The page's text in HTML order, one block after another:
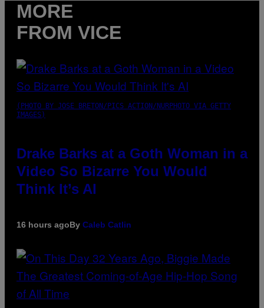
MORE
FROM VICE
(PHOTO BY JOSE BRETON/PICS ACTION/NURPHOTO VIA GETTY
IMAGES)
Drake Barks at a Goth Woman in a
Video So Bizarre You Would
Think It’s AI
16 hours agoBy Caleb Catlin